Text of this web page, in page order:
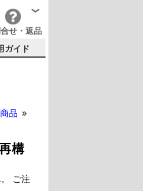
せ・返品
ガイド
品
構
ご注